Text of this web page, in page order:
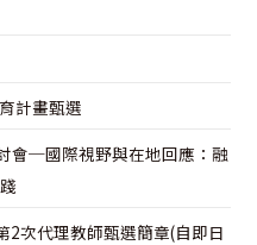
計畫甄選
會─國際視野與在地回應：融
2次代理教師甄選簡章(自即日